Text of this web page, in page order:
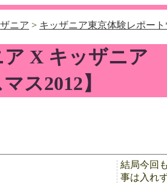
ニア > キッザニア東京体験レポー
ア X キッザニア
ス2012】
結局今回
事は入れ